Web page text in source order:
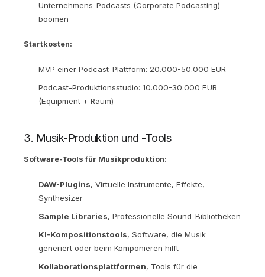
Unternehmens-Podcasts (Corporate Podcasting)
boomen
Startkosten:
MVP einer Podcast-Plattform: 20.000-50.000 EUR
Podcast-Produktionsstudio: 10.000-30.000 EUR
(Equipment + Raum)
3. Musik-Produktion und -Tools
Software-Tools für Musikproduktion:
DAW-Plugins, Virtuelle Instrumente, Effekte,
Synthesizer
Sample Libraries, Professionelle Sound-Bibliotheken
KI-Kompositionstools, Software, die Musik
generiert oder beim Komponieren hilft
Kollaborationsplattformen, Tools für die